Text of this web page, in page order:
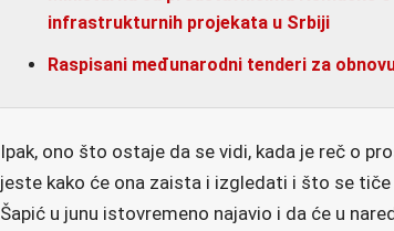
infrastrukturnih projekata u Srbiji
Raspisani međunarodni tenderi za
Ipak, ono što ostaje da se vidi, kada je reč o
jeste kako će ona zaista i izgledati i što se
Šapić u junu istovremeno najavio i da će u